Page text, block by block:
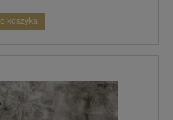
koszyka